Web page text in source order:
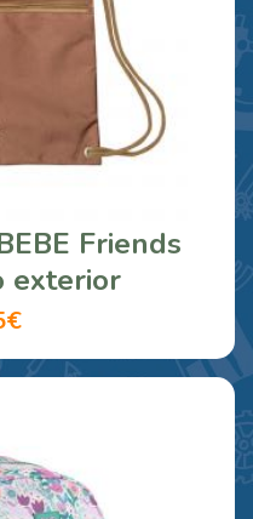
Friends
exterior